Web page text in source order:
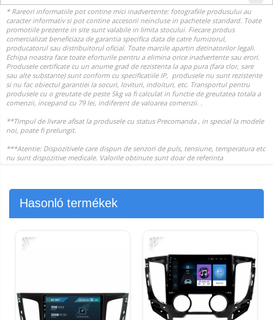
Hasonló termékek
-17% -12%